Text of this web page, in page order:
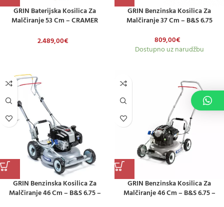
GRIN Baterijska Kosilica Za
Malčiranje 53 Cm – CRAMER
2.489,00€
GRIN Benzinska Kosilica Za
Malčiranje 37 Cm – B&S 6.75
809,00€
Dostupno uz narudžbu
GRIN Benzinska Kosilica Za
Malčiranje 46 Cm – B&S 6.75 –
GRIN Benzinska Kosilica Za
Malčiranje 46 Cm – B&S 6.75 –